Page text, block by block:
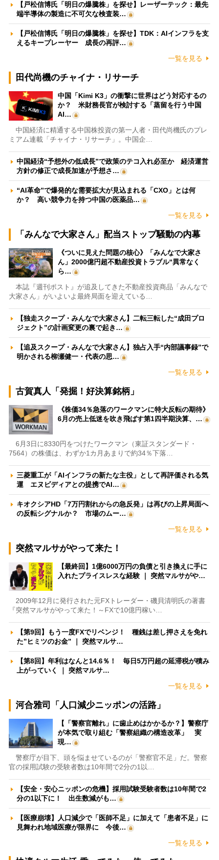
【戸松信博氏「明日の爆騰株」を探せ】レーザーテック：最先
端半導体の製造に不可欠な検査装…
【戸松信博氏「明日の爆騰株」を探せ】TDK：AIインフラを支
えるキープレーヤー 成長の再評…
一覧を見る
田代尚機のチャイナ・リサーチ
中国「Kimi K3」の衝撃に世界はどう対応するの
か？ 米財務長官が検討する「蒸留を行う中国
AI…
中国経済に精通する中国株投資の第一人者・田代尚機氏のプレ
ミアム連載「チャイナ・リサーチ」。中国企…
中国経済“予想外の低成長”で政策のテコ入れ必至か 経済運営
方針の修正で成長加速が予想さ…
“AI革命”で爆発的な需要拡大が見込まれる「CXO」とは何
か？ 高い競争力を持つ中国の医薬品…
一覧を見る
「みんなで大家さん」配当ストップ騒動の内幕
《ついに見えた問題の核心》「みんなで大家さ
ん」2000億円超不動産投資トラブル“異常なく
ら…
本誌『週刊ポスト』が追及してきた不動産投資商品「みんなで
大家さん」がいよいよ最終局面を迎えている…
【独走スクープ・みんなで大家さん】二転三転した“成田プロ
ジェクト”の計画変更の裏で起き…
【追及スクープ・みんなで大家さん】独占入手“内部議事録”で
明かされる柳瀬健一・代表の思…
一覧を見る
古賀真人「発掘！好決算銘柄」
《株価34％急落のワークマンに特大反転の期待》
6月の売上低迷を吹き飛ばす第1四半期決算、…
6月3日に8330円をつけたワークマン（東証スタンダード・
7564）の株価は、わずか1カ月あまりで約34％下落…
三菱重工が「AIインフラの新たな主役」として再評価される気
運 エヌビディアとの提携でAI…
キオクシアHD「7万円割れからの急反発」は再びの上昇局面へ
の反転シグナルか？ 市場のムー…
一覧を見る
突然マルサがやって来た！
【最終回】1億6000万円の負債と引き換えに手に
入れたプライスレスな経験 ｜ 突然マルサがや…
2009年12月に発行された元FXトレーダー・磯貝清明氏の著書
『突然マルサがやって来た！～FXで10億円稼い…
【第9回】もう一度FXでリベンジ！ 種銭は差し押さえを免れ
た”ヒミツのお金” ｜ 突然マルサ…
【第8回】年利はなんと14.6％！ 毎日5万円超の延滞税が積み
上がっていく ｜ 突然マルサ…
一覧を見る
河合雅司「人口減少ニッポンの活路」
【「警察官離れ」に歯止めはかかるか？】警察庁
が本気で取り組む「警察組織の構造改革」 実
現…
警察庁が目下、頭を悩ませているのが「警察官不足」だ。警察
官の採用試験の受験者数は10年間で2分の1以…
【安全・安心ニッポンの危機】採用試験受験者数は10年間で2
分の1以下に！ 出生数減がも…
【医療崩壊】人口減少で「医師不足」に加えて「患者不足」に
見舞われ地域医療が限界に 今後…
一覧を見る